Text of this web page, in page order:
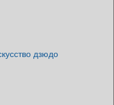
дзюдо